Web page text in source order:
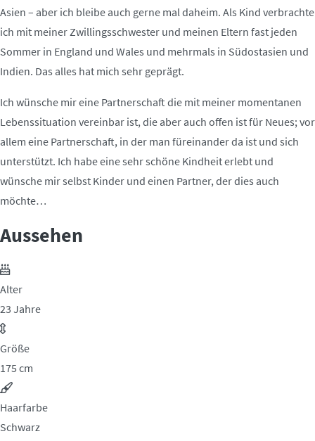
Asien – aber ich bleibe auch gerne mal daheim. Als Kind verbrachte
ich mit meiner Zwillingsschwester und meinen Eltern fast jeden
Sommer in England und Wales und mehrmals in Südostasien und
Indien. Das alles hat mich sehr geprägt.
Ich wünsche mir eine Partnerschaft die mit meiner momentanen
Lebenssituation vereinbar ist, die aber auch offen ist für Neues; vor
allem eine Partnerschaft, in der man füreinander da ist und sich
unterstützt. Ich habe eine sehr schöne Kindheit erlebt und
wünsche mir selbst Kinder und einen Partner, der dies auch
möchte…
Aussehen
Alter
23 Jahre
Größe
175 cm
Haarfarbe
Schwarz